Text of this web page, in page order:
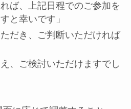
ば、上記日程でのご参加を
と幸いです」
ただき、ご判断いただければ
、ご検討いただけますでし